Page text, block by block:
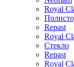
Royal
Repast
Royal
Стекло
Repast
Royal